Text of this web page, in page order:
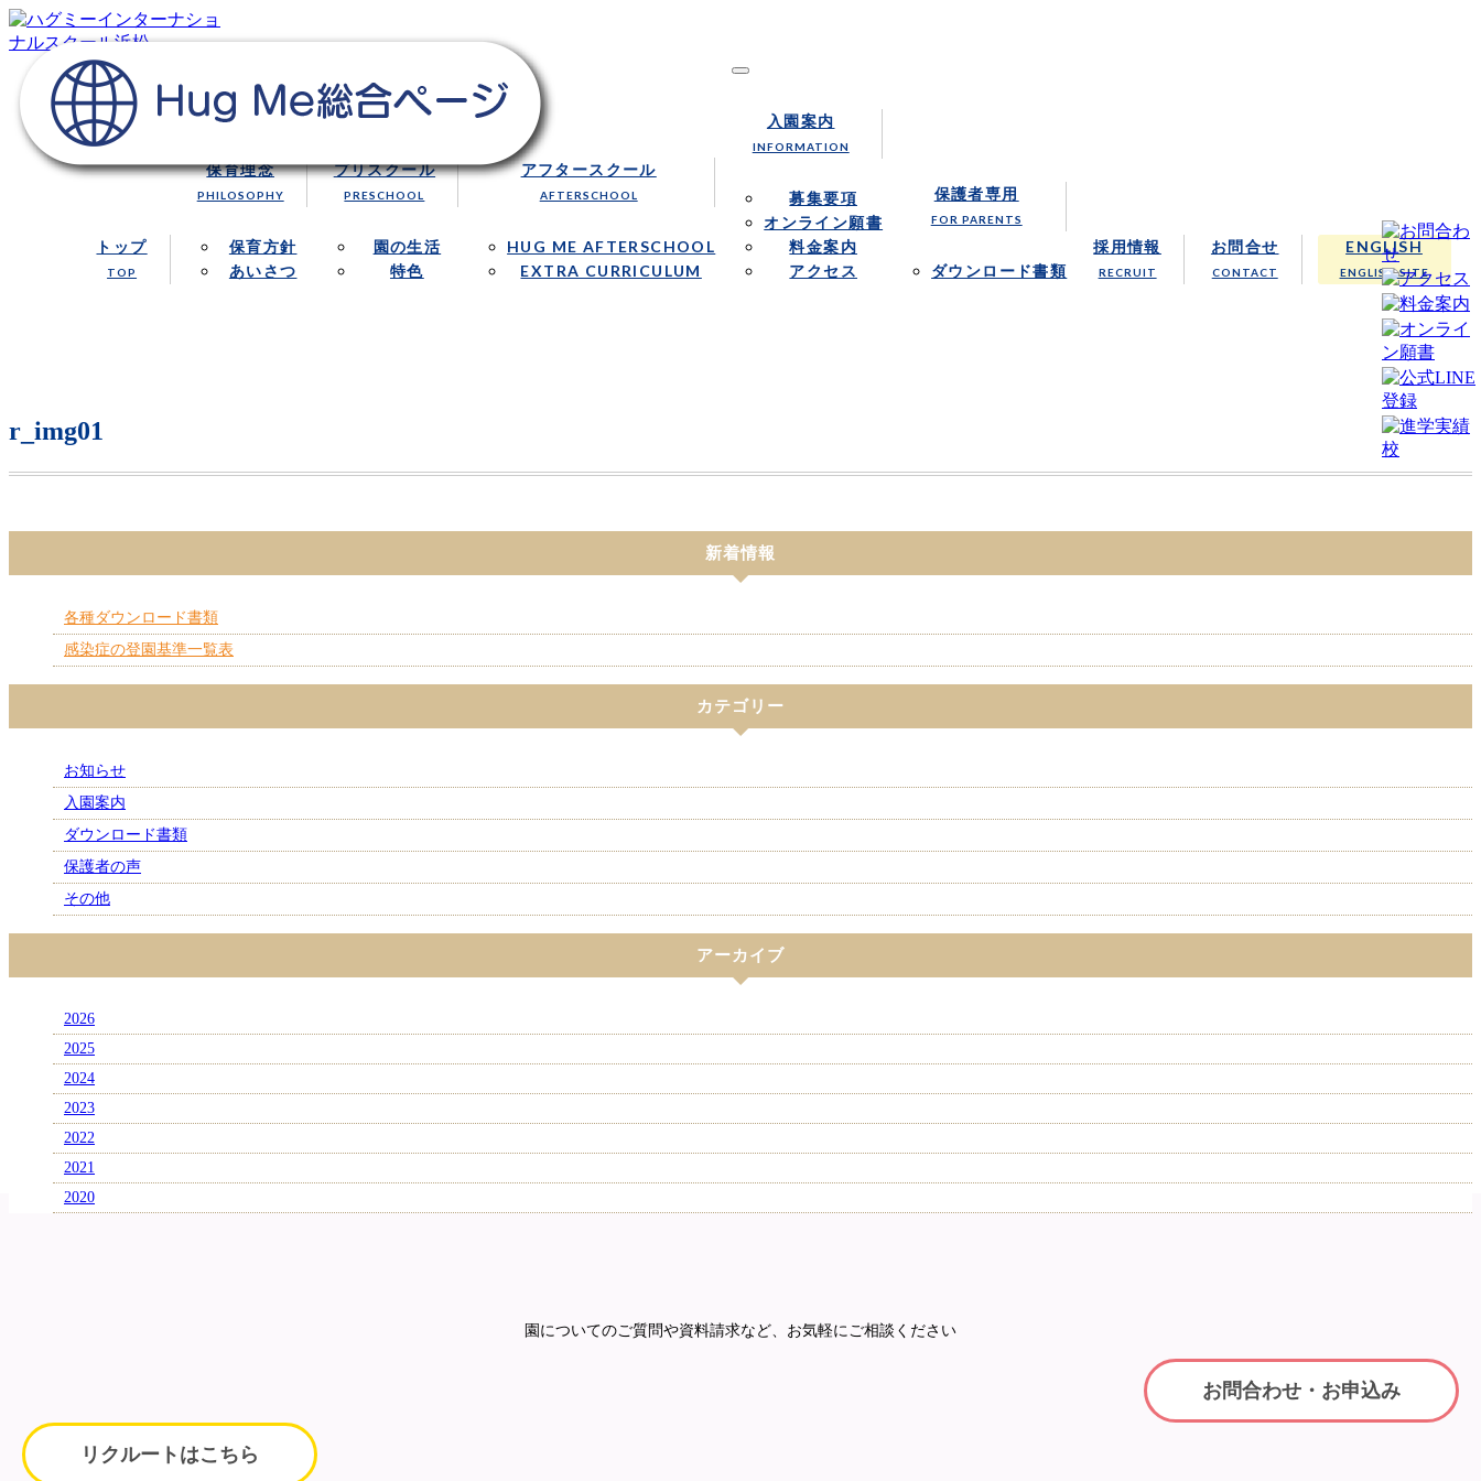
浜松の保育園／Hug Me International School｜ハグミー・インターナショナルスクール
浜松市にあるハグミー・インターナショナルスクールでは、1才からの英語保育を行います。
トップ
TOP
保育理念
PHILOSOPHY
保育方針
あいさつ
プリスクール
PRESCHOOL
園の生活
特色
アフタースクール
AFTERSCHOOL
HUG ME AFTERSCHOOL
EXTRA CURRICULUM
入園案内
INFORMATION
募集要項
オンライン願書
料金案内
アクセス
保護者専用
FOR PARENTS
ダウンロード書類
採用情報
RECRUIT
お問合せ
CONTACT
ENGLISH
ENGLISH SITE
r_img01
新着情報
各種ダウンロード書類
感染症の登園基準一覧表
カテゴリー
お知らせ
入園案内
ダウンロード書類
保護者の声
その他
アーカイブ
2026
2025
2024
2023
2022
2021
2020
園についてのご質問や資料請求など、 お気軽にご相談ください
お問合わせ・お申込み
リクルートはこちら